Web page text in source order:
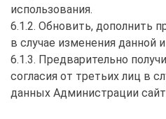
использования.
6.1.2. Обновить, дополнить
в случае изменения данной
6.1.3. Предварительно
согласия от третьих лиц в
данных Администрации